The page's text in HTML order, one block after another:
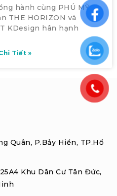
hành cùng PHÚ MỸ
THE HORIZON và
KDesign hân hạnh
Tiết »
Quân, P.Bảy Hiền, TP.Hồ
Khu Dân Cư Tân Đức,